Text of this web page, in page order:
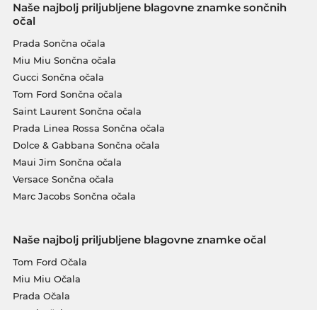
Naše najbolj priljubljene blagovne znamke sončnih
očal
Prada Sončna očala
Miu Miu Sončna očala
Gucci Sončna očala
Tom Ford Sončna očala
Saint Laurent Sončna očala
Prada Linea Rossa Sončna očala
Dolce & Gabbana Sončna očala
Maui Jim Sončna očala
Versace Sončna očala
Marc Jacobs Sončna očala
Naše najbolj priljubljene blagovne znamke očal
Tom Ford Očala
Miu Miu Očala
Prada Očala